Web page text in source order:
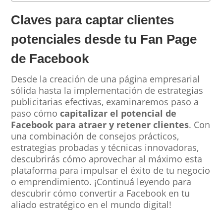
Claves para captar clientes
potenciales desde tu Fan Page
de Facebook
Desde la creación de una página empresarial
sólida hasta la implementación de estrategias
publicitarias efectivas, examinaremos paso a
paso cómocapitalizar el potencial de
Facebook para atraer y retener clientes. Con
una combinación de consejos prácticos,
estrategias probadas y técnicas innovadoras,
descubrirás cómo aprovechar al máximo esta
plataforma para impulsar el éxito de tu negocio
o emprendimiento. ¡Continuá leyendo para
descubrir cómo convertir a Facebook en tu
aliado estratégico en el mundo digital!